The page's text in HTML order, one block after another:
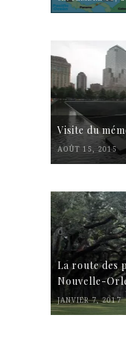
Visite du
AOÛT 15, 2015
La route des
Nouvelle-
JANVIER 7, 2017